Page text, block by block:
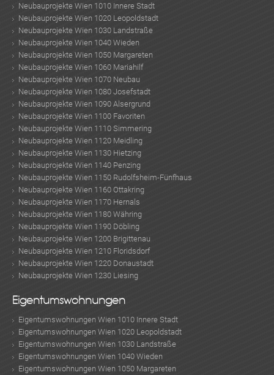
Neubauprojekte Wien 1010 Innere Stadt
Neubauprojekte Wien 1020 Leopoldstadt
Neubauprojekte Wien 1030 Landstraße
Neubauprojekte Wien 1040 Wieden
Neubauprojekte Wien 1050 Margareten
Neubauprojekte Wien 1060 Mariahilf
Neubauprojekte Wien 1070 Neubau
Neubauprojekte Wien 1080 Josefstadt
Neubauprojekte Wien 1090 Alsergrund
Neubauprojekte Wien 1100 Favoriten
Neubauprojekte Wien 1110 Simmering
Neubauprojekte Wien 1120 Meidling
Neubauprojekte Wien 1130 Hietzing
Neubauprojekte Wien 1140 Penzing
Neubauprojekte Wien 1150 Rudolfsheim-Fünfhaus
Neubauprojekte Wien 1160 Ottakring
Neubauprojekte Wien 1170 Hernals
Neubauprojekte Wien 1180 Währing
Neubauprojekte Wien 1190 Döbling
Neubauprojekte Wien 1200 Brigittenau
Neubauprojekte Wien 1210 Floridsdorf
Neubauprojekte Wien 1220 Donaustadt
Neubauprojekte Wien 1230 Liesing
Eigentumswohnungen
Eigentumswohnungen Wien 1010 Innere Stadt
Eigentumswohnungen Wien 1020 Leopoldstadt
Eigentumswohnungen Wien 1030 Landstraße
Eigentumswohnungen Wien 1040 Wieden
Eigentumswohnungen Wien 1050 Margareten